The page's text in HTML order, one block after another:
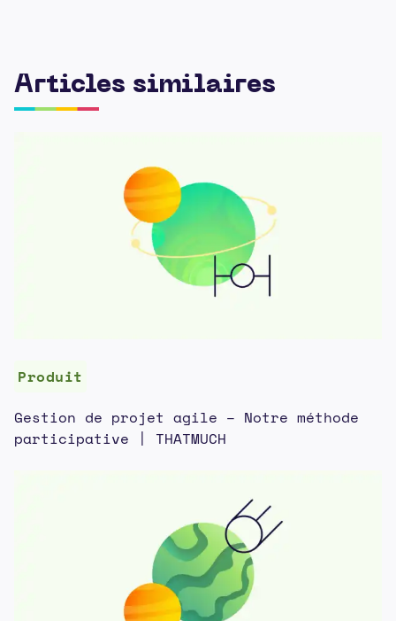
Articles similaires
Produit
Gestion de projet agile – Notre méthode
participative | THATMUCH